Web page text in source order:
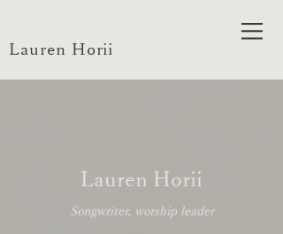
Lauren Horii
Lauren Horii
Songwriter, worship leader